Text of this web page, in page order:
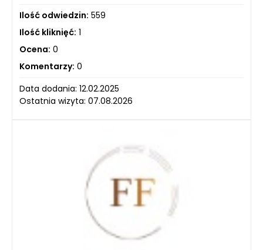
Ilość odwiedzin: 559
Ilość kliknięć: 1
Ocena: 0
Komentarzy: 0
Data dodania: 12.02.2025
Ostatnia wizyta: 07.08.2026